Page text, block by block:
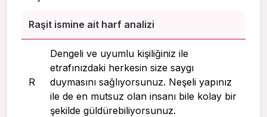
Raşit ismine ait harf analizi
R
Dengeli ve uyumlu kişiliğiniz ile
etrafınızdaki herkesin size saygı
duymasını sağlıyorsunuz. Neşeli yapınız
ile de en mutsuz olan insanı bile kolay bir
şekilde güldürebiliyorsunuz.